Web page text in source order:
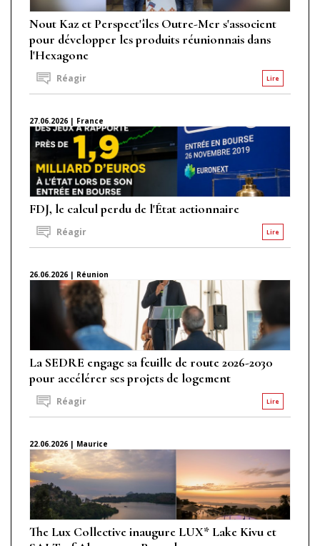
Nout Kaz et Perspect'îles Outre-Mer s'associent
pour développer les produits réunionnais dans
l'Hexagone
Lire
Réagir
27.06.2026 | France
FDJ, le calcul perdu de l'État actionnaire
Lire
Réagir
26.06.2026 | Réunion
La SEDRE engage sa feuille de route 2026-2030
pour accélérer ses projets de logement
Lire
Réagir
22.06.2026 | Maurice
The Lux Collective inaugure LUX* Lake Kivu et